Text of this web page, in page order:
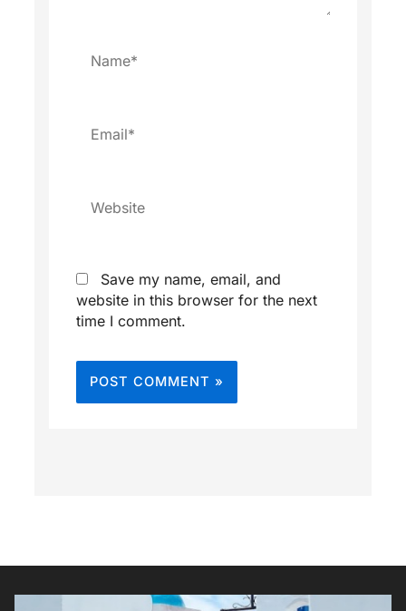
Name*
Email*
Website
Save my name, email, and
website in this browser for the next
time I comment.